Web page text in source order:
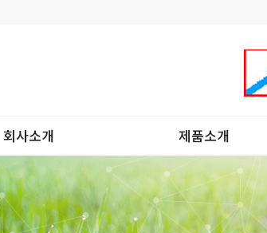
회사소개 제품소개